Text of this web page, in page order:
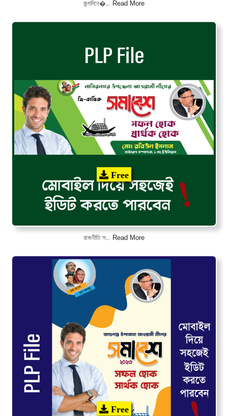
জন্মদিনে�.. Read More
Free
রাজনীতি স.. Read More
Free